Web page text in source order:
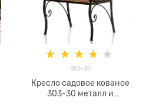
303-30
Кресло садовое кованое
303-30 металл и